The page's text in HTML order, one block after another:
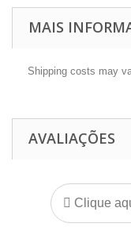
MAIS
Shipping costs may
AVALIAÇÕES
Clique